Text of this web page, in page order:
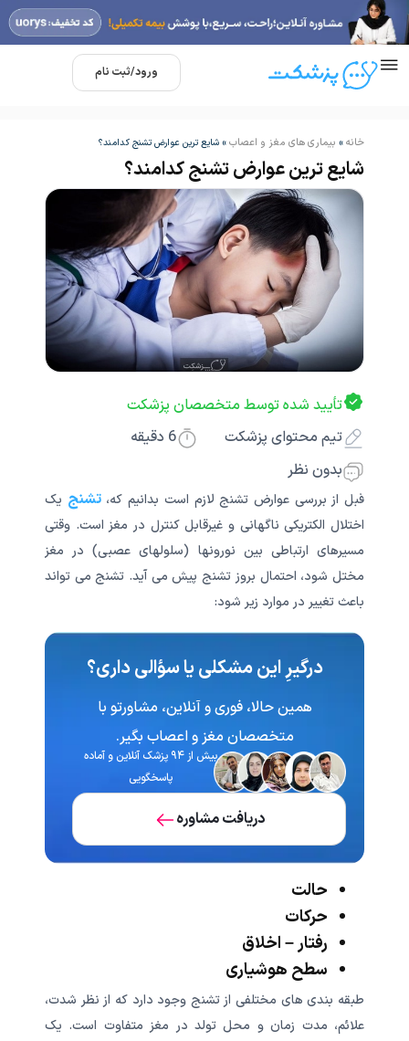
ورود/ثبت نام
خانه » بیماری های مغز و اعصاب » شایع ترین عوارض تشنج کدامند؟
شایع ترین عوارض تشنج کدامند؟
تأیید شده توسط متخصصان پزشکت
تیم محتوای پزشکت
6 دقیقه
بدون نظر
قبل از بررسی عوارض تشنج لازم است بدانیم که،تشنج یک
اختلال الکتریکی ناگهانی و غیرقابل کنترل در مغز است. وقتی
مسیرهای ارتباطی بین نورونها (سلولهای عصبی) در مغز
مختل شود، احتمال بروز تشنج پیش می آید. تشنج می تواند
باعث تغییر در موارد زیر شود:
درگیرِ این مشکلی یا سؤالی داری؟
همین حالا، فوری و آنلاین، مشاورتو با
متخصصان مغز و اعصاب بگیر.
بیش از ۹۴ پزشک آنلاین و آماده
پاسخگویی
دریافت مشاوره
حالت
حرکات
رفتار – اخلاق
سطح هوشیاری
طبقه بندی های مختلفی از تشنج وجود دارد که از نظر شدت،
علائم، مدت زمان و محل تولد در مغز متفاوت است. یک